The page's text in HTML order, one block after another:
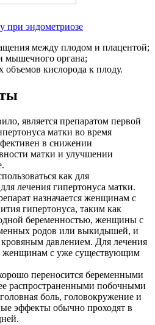
при эндометриозе
между плодом и плацентой;
мышечного органа;
объемов кислорода к плоду.
является препаратом первой
матки во время
в снижении
матки и улучшении
как для
лечения гипертонуса матки.
назначается женщинам с
гипертонуса, таким как
беременностью, женщины с
родов или выкидышей, и
давлением. Для лечения
женщинам с уже существующим
переносится беременными
распространенными побочными
боль, головокружение и
эффекты обычно проходят в